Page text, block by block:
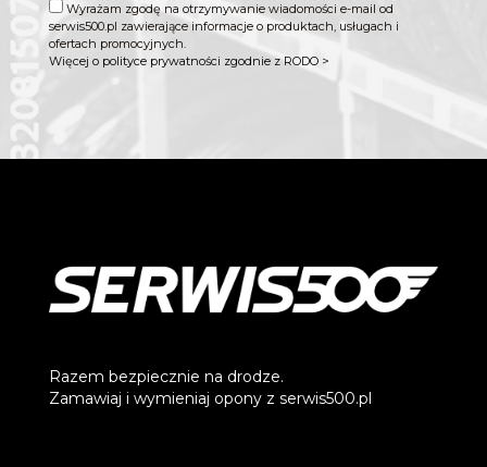
Wyrażam zgodę na otrzymywanie wiadomości e-mail od
serwis500.pl zawierające informacje o produktach, usługach i
ofertach promocyjnych.
Więcej o polityce prywatności zgodnie z RODO >
Razem bezpiecznie na drodze.
Zamawiaj i wymieniaj opony z serwis500.pl